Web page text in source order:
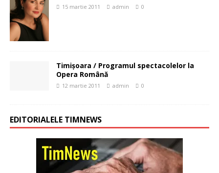
15 martie 2011 admin 0
Timişoara / Programul spectacolelor la
Opera Română
12 martie 2011 admin 0
EDITORIALELE TIMNEWS